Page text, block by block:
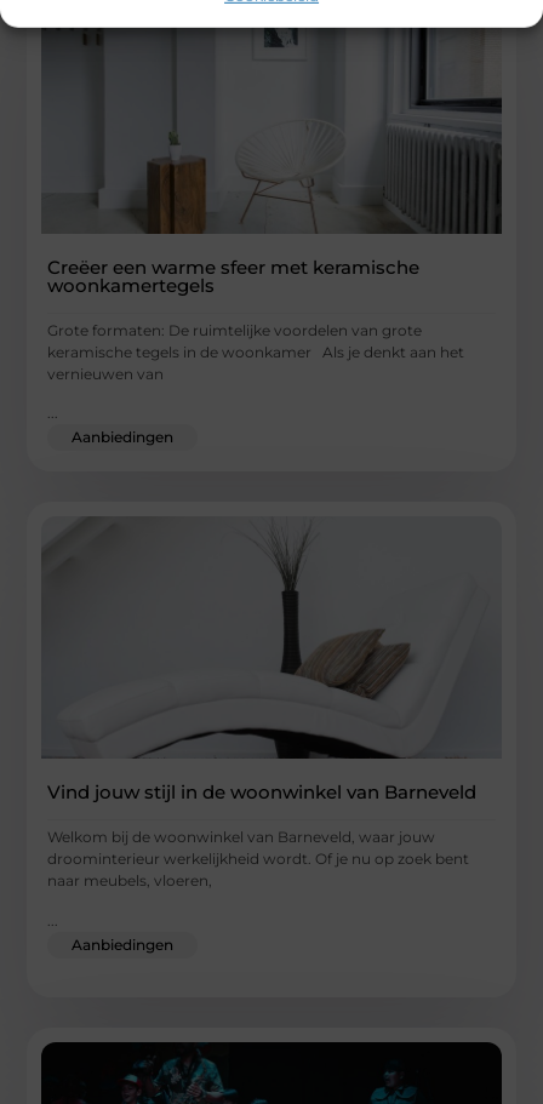
Creëer een warme sfeer met keramische
woonkamertegels
Grote formaten: De ruimtelijke voordelen van grote
keramische tegels in de woonkamer Als je denkt aan het
vernieuwen van
...
Aanbiedingen
Vind jouw stijl in de woonwinkel van Barneveld
Welkom bij de woonwinkel van Barneveld, waar jouw
droominterieur werkelijkheid wordt. Of je nu op zoek bent
naar meubels, vloeren,
Aanbiedingen